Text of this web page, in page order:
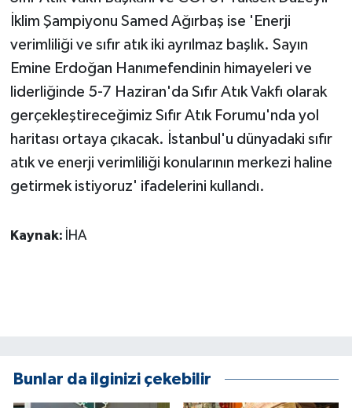
İklim Şampiyonu Samed Ağırbaş ise 'Enerji
verimliliği ve sıfır atık iki ayrılmaz başlık. Sayın
Emine Erdoğan Hanımefendinin himayeleri ve
liderliğinde 5-7 Haziran'da Sıfır Atık Vakfı olarak
gerçekleştireceğimiz Sıfır Atık Forumu'nda yol
haritası ortaya çıkacak. İstanbul'u dünyadaki sıfır
atık ve enerji verimliliği konularının merkezi haline
getirmek istiyoruz' ifadelerini kullandı.
Kaynak: İHA
Bunlar da ilginizi çekebilir